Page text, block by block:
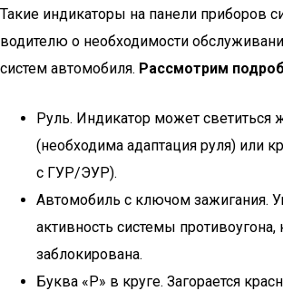
Такие индикаторы на панели приборов
водителю о необходимости
систем автомобиля. Рассмотрим
Руль. Индикатор может светиться
(необходима адаптация руля) или
с ГУР/ЭУР).
Автомобиль с ключом зажигания.
активность системы
заблокирована.
Буква «Р» в круге. Загорается